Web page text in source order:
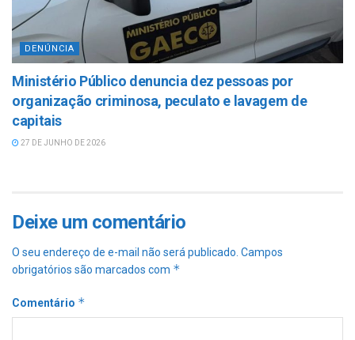
DENÚNCIA
Ministério Público denuncia dez pessoas por
organização criminosa, peculato e lavagem de
capitais
27 DE JUNHO DE 2026
Deixe um comentário
O seu endereço de e-mail não será publicado. Campos
obrigatórios são marcados com *
Comentário *